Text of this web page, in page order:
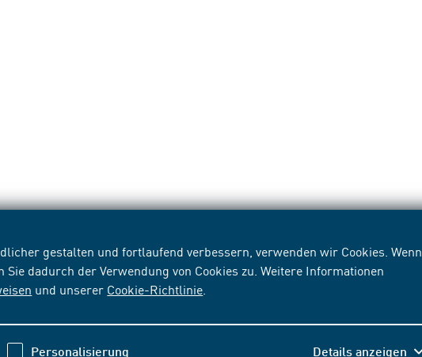
gestalten und fortlaufend verbessern, verwenden wir Cookies. Wenn
dadurch der Verwendung von Cookies zu. Weitere Informationen
und unserer Cookie-Richtlinie
Personalisierung Details anzeigen